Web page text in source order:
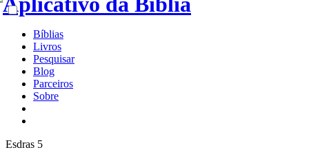
Bíblias
Livros
Pesquisar
Blog
Parceiros
Sobre
Esdras 5